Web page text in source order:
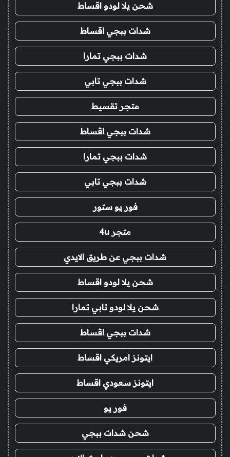
شحن يلا لودو اقساط
شدات ببجي اقساط
شدات ببجي تمارا
شدات ببجي تابي
متجر تقسيط
شدات ببجي اقساط
شدات ببجي تمارا
شدات ببجي تابي
فور يو ستور
متجر 4u
شدات ببجي عن طريق الايدي
شحن يلا لودو اقساط
شحن يلا لودو تابي تمارا
شدات ببجي اقساط
ايتونز امريكي اقساط
ايتونز سعودي اقساط
فور يو
شحن شدات ببجي